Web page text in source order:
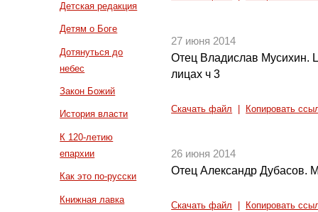
Детская редакция
Детям о Боге
Дотянуться до
небес
Закон Божий
История власти
К 120-летию
епархии
Как это по-русски
Книжная лавка
27 июня 2014
Отец Владислав Мусихин.
лицах ч 3
Скачать файл Копировать
26 июня 2014
Отец Александр Дубасов.
Скачать файл Копировать